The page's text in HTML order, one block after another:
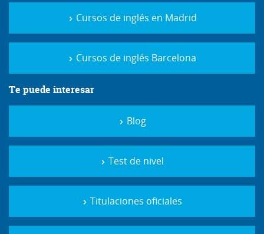
Cursos de inglés en Madrid
Cursos de inglés Barcelona
Te puede interesar
Blog
Test de nivel
Titulaciones oficiales